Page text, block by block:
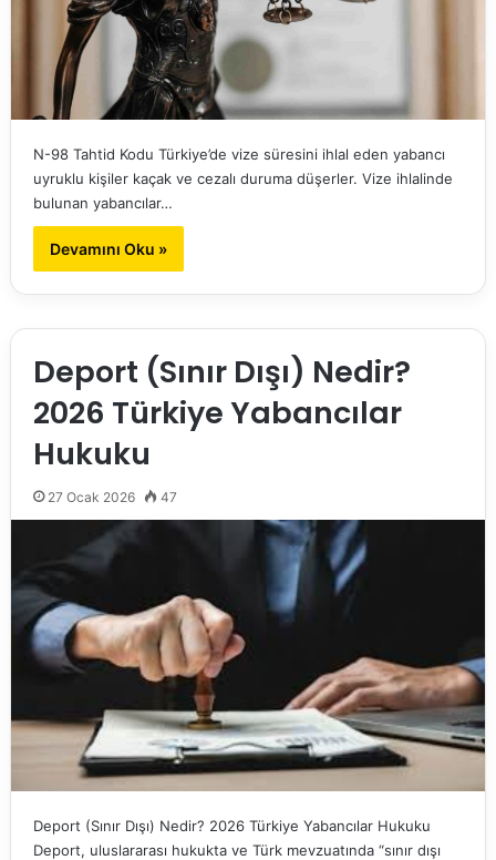
N-98 Tahtid Kodu Türkiye’de vize süresini ihlal eden yabancı
uyruklu kişiler kaçak ve cezalı duruma düşerler. Vize ihlalinde
bulunan yabancılar…
Devamını Oku »
Deport (Sınır Dışı) Nedir?
2026 Türkiye Yabancılar
Hukuku
27 Ocak 2026 47
Deport (Sınır Dışı) Nedir? 2026 Türkiye Yabancılar Hukuku
Deport, uluslararası hukukta ve Türk mevzuatında “sınır dışı